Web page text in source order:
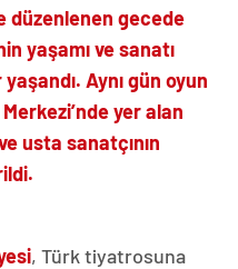
düzenlenen gecede
yaşamı ve sanatı
Aynı gün oyun
yer alan
usta sanatçının
, Türk tiyatrosuna